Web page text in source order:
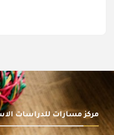
مركز مسارات للدراسات